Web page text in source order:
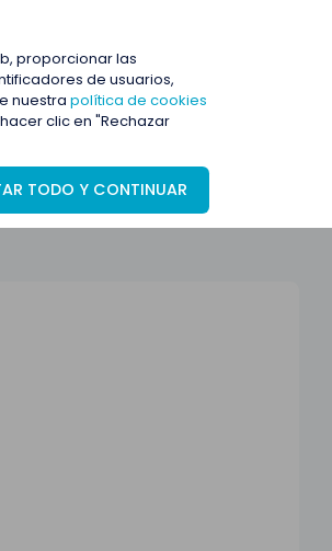
proporcionar las
de usuarios,
nuestra política de cookies
clic en "Rechazar
TODO Y CONTINUAR